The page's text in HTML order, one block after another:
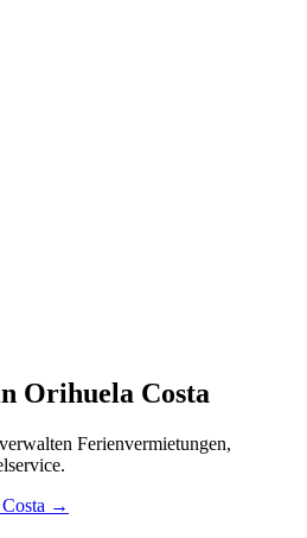
Orihuela Costa
Ferienvermietungen,
Costa →